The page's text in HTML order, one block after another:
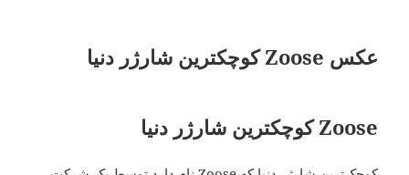
عکس Zoose کوچکترین شارژر دنیا
Zoose کوچکترین شارژر دنیا